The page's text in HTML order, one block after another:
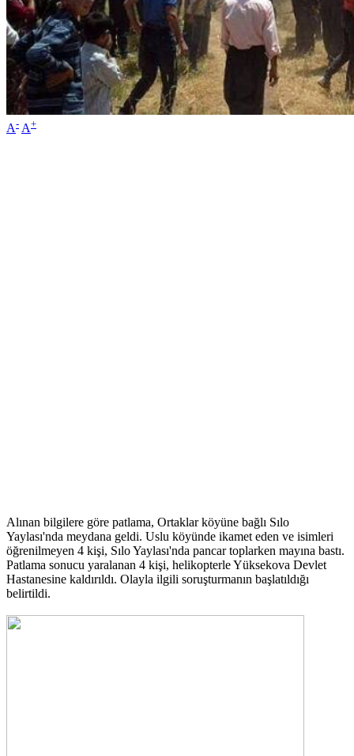
A- A+
Alınan bilgilere göre patlama, Ortaklar köyüne bağlı Sılo
Yaylası'nda meydana geldi. Uslu köyünde ikamet eden ve isimleri
öğrenilmeyen 4 kişi, Sılo Yaylası'nda pancar toplarken mayına bastı.
Patlama sonucu yaralanan 4 kişi, helikopterle Yüksekova Devlet
Hastanesine kaldırıldı. Olayla ilgili soruşturmanın başlatıldığı
belirtildi.